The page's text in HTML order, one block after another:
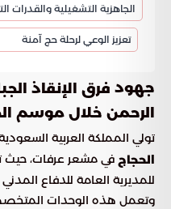
الجاهزية التشغيلية والقدرات
تعزيز الوعي لرحلة حج آمنة
جهود فرق الإنقاذ
الرحمن خلال موسم
تولي المملكة العربية
الحجاج في مشعر عرفات، حيث
للمديرية العامة للدفاع
وتعمل هذه الوحدات